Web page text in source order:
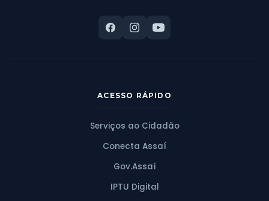
ACESSO RÁPIDO
Serviços ao Cidadão
Conecta Assaí
Gov.Assaí
IPTU Digital